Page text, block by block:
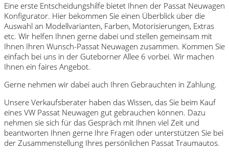
Eine erste Entscheidungshilfe bietet Ihnen der Passat Neuwagen
Konfigurator. Hier bekommen Sie einen Überblick über die
Auswahl an Modellvarianten, Farben, Motorisierungen, Extras
etc. Wir helfen Ihnen gerne dabei und stellen gemeinsam mit
Ihnen Ihren Wunsch-Passat Neuwagen zusammen. Kommen Sie
einfach bei uns in der Guteborner Allee 6 vorbei. Wir machen
Ihnen ein faires Angebot.
Gerne nehmen wir dabei auch Ihren Gebrauchten in Zahlung.
Unsere Verkaufsberater haben das Wissen, das Sie beim Kauf
eines VW Passat Neuwagen gut gebrauchen können. Dazu
nehmen sie sich für das Gespräch mit Ihnen viel Zeit und
beantworten Ihnen gerne Ihre Fragen oder unterstützen Sie bei
der Zusammenstellung Ihres persönlichen Passat Traumautos.